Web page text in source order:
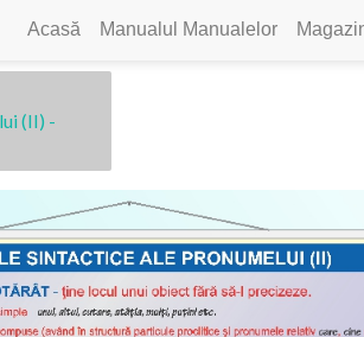
Acasă Manualul Manualelor
(II) -